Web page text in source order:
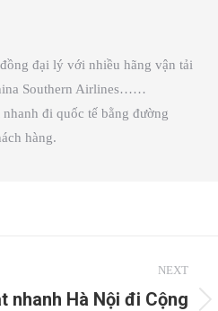
đại lý với nhiều hãng vận tải
Southern Airlines……
đi quốc tế bằng đường
hàng.
NEXT
nhanh Hà Nội đi Cộng